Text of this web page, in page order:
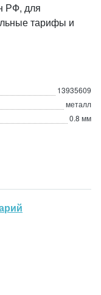
РФ, для
тарифы и
13935609
металл
0.8 мм